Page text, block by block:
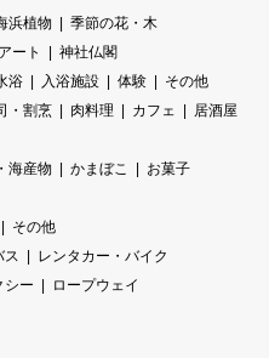
浜植物
季節の花・木
アート
神社仏閣
浴 入浴施設 体験
その他
・割烹 肉料理 カフェ
居酒屋
海産物 かまぼこ
お菓子
その他
ス
レンタカー・バイク
シー
ロープウェイ